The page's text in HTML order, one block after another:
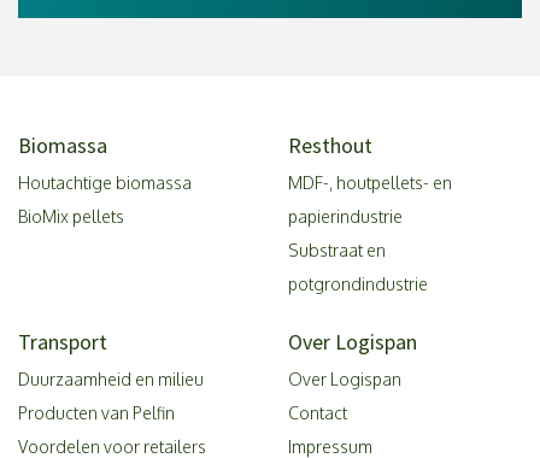
Biomassa
Houtachtige biomassa
BioMix pellets
Resthout
MDF-, houtpellets- en
papierindustrie
Substraat en
potgrondindustrie
Transport
Duurzaamheid en milieu
Producten van Pelfin
Voordelen voor retailers
Over Logispan
Over Logispan
Contact
Impressum